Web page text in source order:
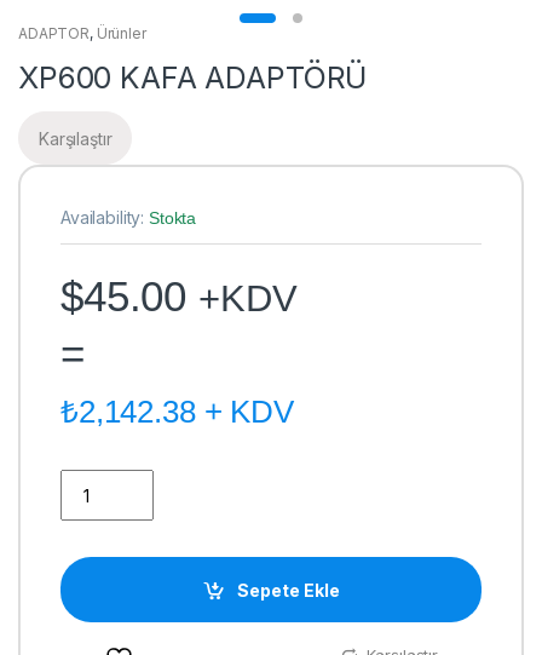
ADAPTOR, Ürünler
XP600 KAFA ADAPTÖRÜ
Karşılaştır
Availability:Stokta
$45.00 +KDV
=
₺2,142.38+ KDV
Sepete Ekle